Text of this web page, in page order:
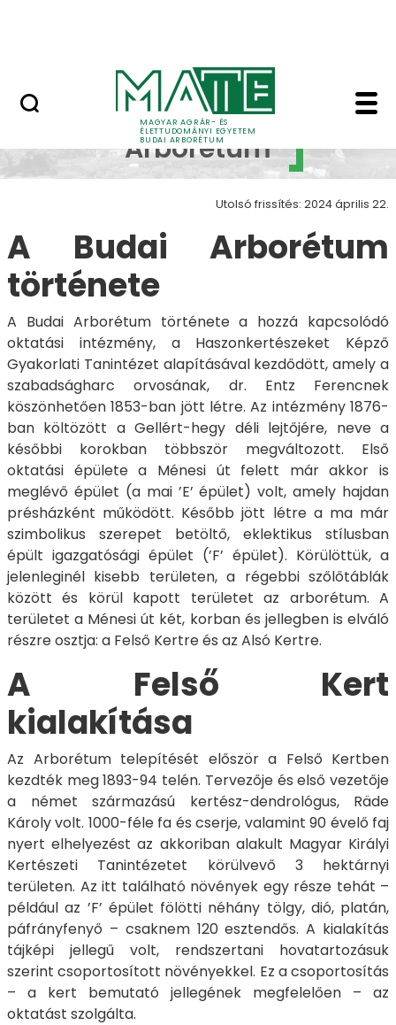
MAGYAR AGRÁR- ÉS
ÉLETTUDOMÁNYI EGYETEM
BUDAI ARBORÉTUM
Az Arborétum
Budai
Arborétum
Utolsó frissítés: 2024 április 22.
A Budai Arborétum
története
A Budai Arborétum története a hozzá kapcsolódó
oktatási intézmény, a Haszonkertészeket Képző
Gyakorlati Tanintézet alapításával kezdődött, amely a
szabadságharc orvosának, dr. Entz Ferencnek
köszönhetően 1853-ban jött létre. Az intézmény 1876-
ban költözött a Gellért-hegy déli lejtőjére, neve a
későbbi korokban többször megváltozott. Első
oktatási épülete a Ménesi út felett már akkor is
meglévő épület (a mai ’E’ épület) volt, amely hajdan
présházként működött. Később jött létre a ma már
szimbolikus szerepet betöltő, eklektikus stílusban
épült igazgatósági épület (’F’ épület). Körülöttük, a
jelenleginél kisebb területen, a régebbi szőlőtáblák
között és körül kapott területet az arborétum. A
területet a Ménesi út két, korban és jellegben is elváló
részre osztja: a Felső Kertre és az Alsó Kertre.
A Felső Kert
kialakítása
Az Arborétum telepítését először a Felső Kertben
kezdték meg 1893-94 telén. Tervezője és első vezetője
a német származású kertész-dendrológus, Räde
Károly volt. 1000-féle fa és cserje, valamint 90 évelő faj
nyert elhelyezést az akkoriban alakult Magyar Királyi
Kertészeti Tanintézetet körülvevő 3 hektárnyi
területen. Az itt található növények egy része tehát –
például az ’F’ épület fölötti néhány tölgy, dió, platán,
páfrányfenyő – csaknem 120 esztendős. A kialakítás
tájképi jellegű volt, rendszertani hovatartozásuk
szerint csoportosított növényekkel. Ez a csoportosítás
– a kert bemutató jellegének megfelelően – az
oktatást szolgálta.